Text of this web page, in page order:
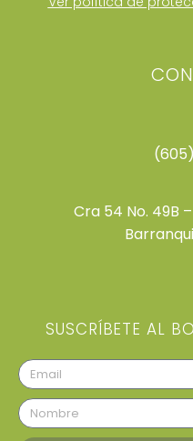
Cra 54 No. 49B
SUSCRÍBETE AL